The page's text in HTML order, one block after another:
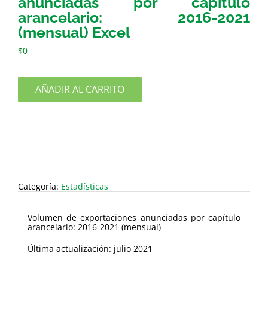
arancelario: 2016-2021
(mensual) Excel
$0
AÑADIR AL CARRITO
Categoría: Estadísticas
Volumen de exportaciones anunciadas por capítulo
arancelario: 2016-2021 (mensual)
Última actualización: julio 2021